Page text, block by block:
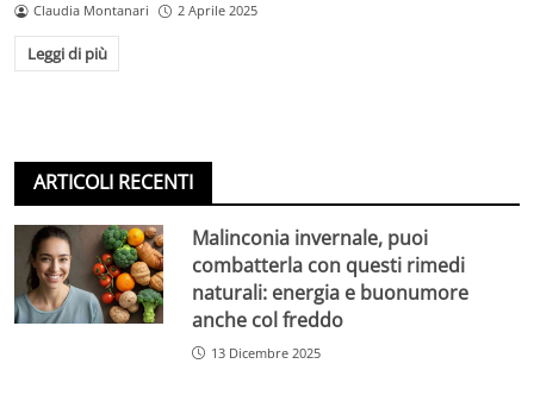
Claudia Montanari 2 Aprile 2025
Leggi di più
ARTICOLI RECENTI
Malinconia invernale, puoi
combatterla con questi rimedi
naturali: energia e buonumore
anche col freddo
13 Dicembre 2025